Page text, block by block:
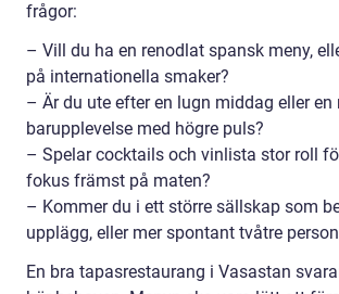
frågor:
– Vill du ha en renodlat spansk meny,
på internationella smaker?
– Är du ute efter en lugn middag eller en
barupplevelse med högre puls?
– Spelar cocktails och vinlista stor roll
fokus främst på maten?
– Kommer du i ett större sällskap som
upplägg, eller mer spontant tvåtre
En bra tapasrestaurang i Vasastan